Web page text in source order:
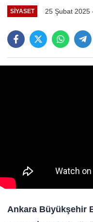
SIYASET 25 Şubat 2025
Ankara Büyükşehir